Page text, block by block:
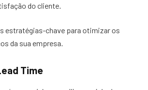
do cliente.
estratégias-chave para otimizar os
da sua empresa.
Time